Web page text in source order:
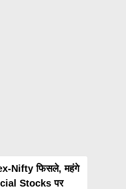
Nifty फिसले, महंगे
Stocks पर